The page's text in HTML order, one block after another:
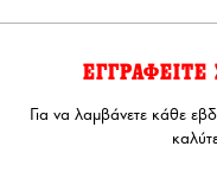
ΕΓΓΡΑΦΕΙΤΕ
Για να λαμβάνετε κάθε